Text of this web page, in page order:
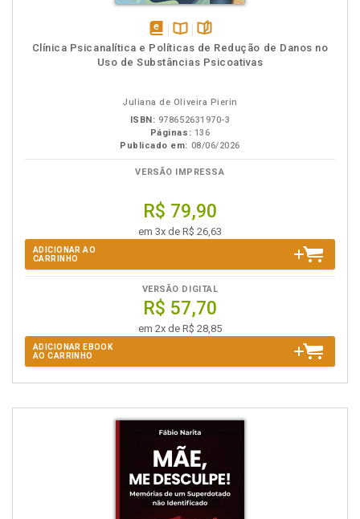
disponível
em
Disponível
na
páginas
Clínica Psicanalítica e Políticas de Redução de Danos no
Uso de Substâncias Psicoativas
Juliana de Oliveira Pierin
ISBN: 978652631970-3
Páginas: 136
Publicado em: 08/06/2026
VERSÃO IMPRESSA
R$ 79,90
em 3x de R$ 26,63
ADICIONAR AO
CARRINHO
VERSÃO DIGITAL
R$ 57,70
em 2x de R$ 28,85
ADICIONAR EBOOK
AO CARRINHO